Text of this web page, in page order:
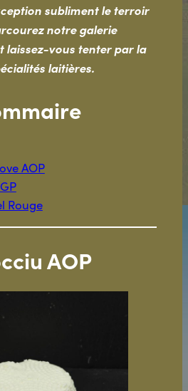
subliment le terroir
notre galerie
laissez-vous tenter par la
laitières.
AOP
Rouge
AOP